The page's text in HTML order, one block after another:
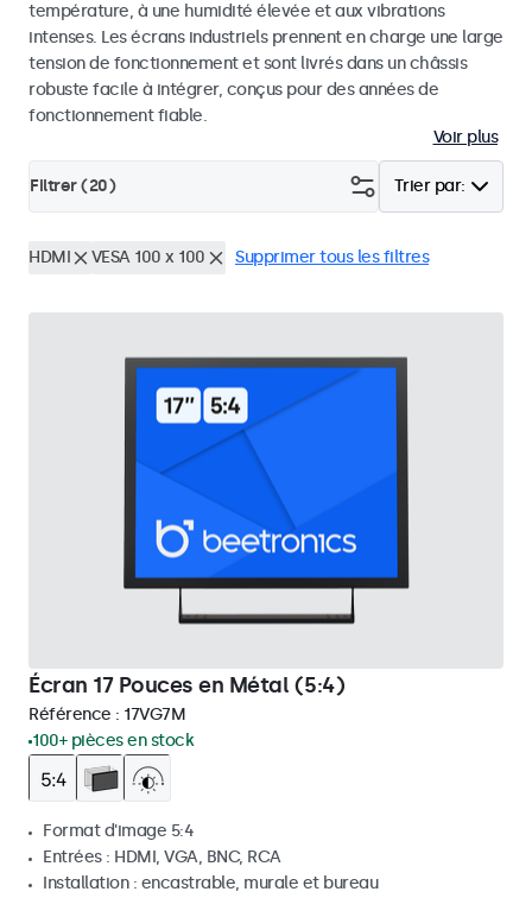
température, à une humidité élevée et aux vibrations
intenses. Les écrans industriels prennent en charge une large
tension de fonctionnement et sont livrés dans un châssis
robuste facile à intégrer, conçus pour des années de
fonctionnement fiable.
Voir plus
Trier par:
Filtrer (20)
HDMI VESA 100 x 100 Supprimer tous les filtres
Écran 17 Pouces en Métal (5:4)
Référence : 17VG7M
100+ pièces en stock
Format d'image 5:4
Entrées : HDMI, VGA, BNC, RCA
Installation : encastrable, murale et bureau